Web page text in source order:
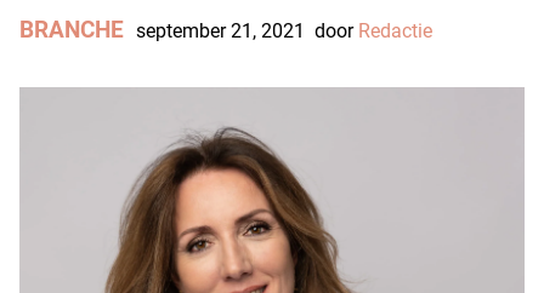
BRANCHE september 21, 2021 door Redactie